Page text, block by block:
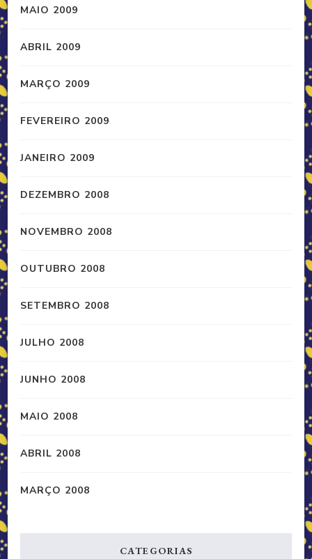
MAIO 2009
ABRIL 2009
MARÇO 2009
FEVEREIRO 2009
JANEIRO 2009
DEZEMBRO 2008
NOVEMBRO 2008
OUTUBRO 2008
SETEMBRO 2008
JULHO 2008
JUNHO 2008
MAIO 2008
ABRIL 2008
MARÇO 2008
CATEGORIAS